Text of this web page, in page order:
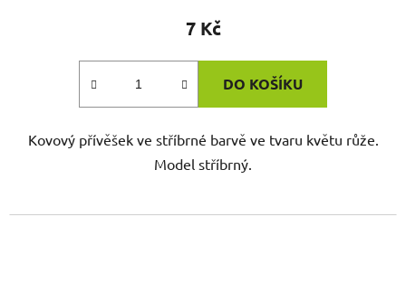
7 Kč
DO KOŠÍKU
Kovový přívěšek ve stříbrné barvě ve tvaru květu růže.
Model stříbrný.